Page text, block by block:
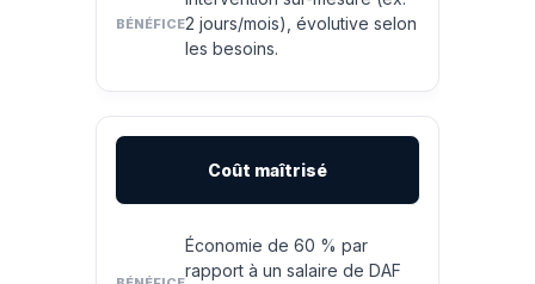
2 jours/mois), évolutive selon
les besoins.
Coût maîtrisé
Économie de 60 % par
rapport à un salaire de DAF